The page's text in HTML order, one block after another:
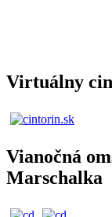
Virtuálny
Vianočná
Marschalka